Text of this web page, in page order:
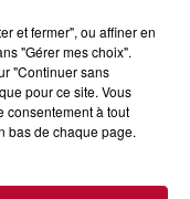
» INVESTIT
« Le Rêve
romain les 6,
et fermer", ou affiner en
"Gérer mes choix".
"Continuer sans
pour ce site. Vous
consentement à tout
bas de chaque page.